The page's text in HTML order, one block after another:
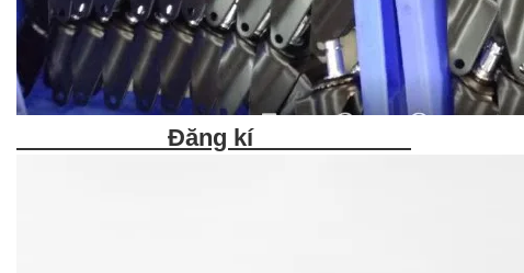
Đăng kí